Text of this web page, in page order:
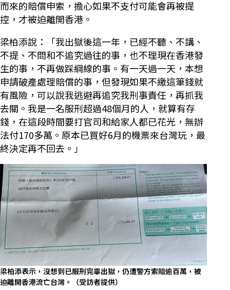
而來的賠償申索，擔心如果不支付可能會再被提
控，才被迫離開香港。
梁柏添說：「我出獄後這一年，已經不聽、不講、
不提、不問和不追究過往的事，也不理現在香港發
生的事，不再做踩綱線的事。有一天過一天，本想
申請破產處理賠償的事，但發現如果不繳這筆錢就
有風險，可以說我逃避再追究我刑事責任，再抓我
去關。我是一名服刑超過48個月的人，就算有存
錢，在這段時間要打官司和給家人都已花光，無辦
法付170多萬。原本已買好6月的機票來台灣玩，最
終決定再不回去。」
梁柏添表示，沒想到已服刑完畢出獄，仍遭警方索賠逾百萬，被
迫離開香港流亡台灣。（受訪者提供）